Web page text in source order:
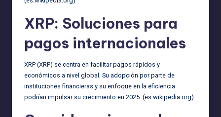
XRP: Soluciones para
pagos internacionales
XRP (XRP) se centra en facilitar pagos rápidos y
económicos a nivel global. Su adopción por parte de
instituciones financieras y su enfoque en la eficiencia
podrían impulsar su crecimiento en 2025. (es.wikipedia.org)